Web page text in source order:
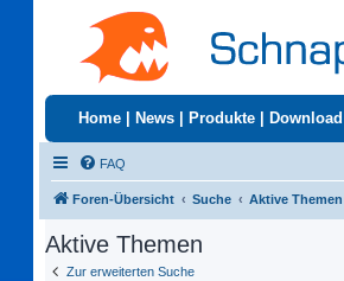
Home News Produkte Download
FAQ
Foren-Übersicht Suche Aktive Themen
Aktive Themen
Zur erweiterten Suche